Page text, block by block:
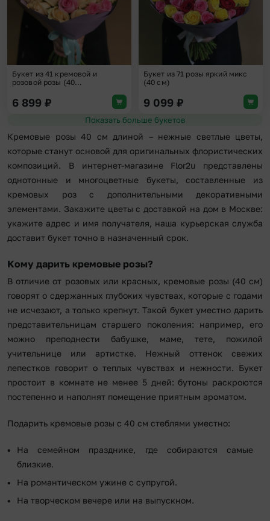
Букет из 41 кремовой и
розовой розы (40...
6 899 ₽
Букет из 71 розы яркий микс
(40 см)
9 099 ₽
Показать больше букетов
Кремовые розы 40 см длиной – нежные светлые цветы,
которые станут основой для оригинальных флористических
композиций. В интернет-магазине Flor2u представлены
однотонные и многоцветные букеты, составленные из
кремовых роз с дополнительными декоративными
элементами. Закажите цветы с доставкой на дом в Москве:
укажите адрес и имя получателя, наша курьерская служба
доставит букет точно в назначенный срок.
Кому дарить кремовые розы?
В отличие от розовых или красных, кремовые розы (40 см)
говорят о сдержанных глубоких чувствах, которые с годами
не исчезают, а только крепнут. Такой букет уместно дарить
представительницам старшего поколения: например, его
можно преподнести бабушке, маме, тете, пожилой
учительнице или артистке. Нежный оттенок свежих
лепестков говорит о теплых чувствах и нежности. Букет
простоит в комнате не менее 5 дней: бутоны раскроются
постепенно и наполнят помещение приятным ароматом.
Подарить кремовые розы с 40 см стеблями уместно:
На семейном празднике, где собираются самые
близкие.
На романтическом ужине с супругой.
На творческом вечере или на выпускном.